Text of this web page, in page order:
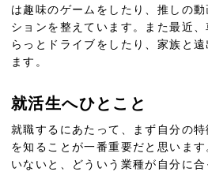
は趣味のゲームをしたり、推しの
ションを整えています。また最近
らっとドライブをしたり、家族と
ます。
就活生へひとこと
就職するにあたって、まず自分の
を知ることが一番重要だと思いま
いないと、どういう業種が自分に